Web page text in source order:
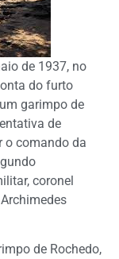
de 1937, no
do furto
garimpo de
de
o comando da
coronel
de Rochedo,